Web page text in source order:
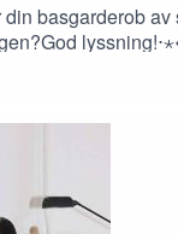
basgarderob
2022 (efter
hon var
Kores i januari
även
bekanta - och
smycken och